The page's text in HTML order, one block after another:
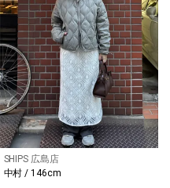
SHIPS 広島店
中村 / 146cm